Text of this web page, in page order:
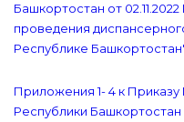
Башкортостан от
проведения
Республике
Приложения 1- 4 к
Республики Башкортостан